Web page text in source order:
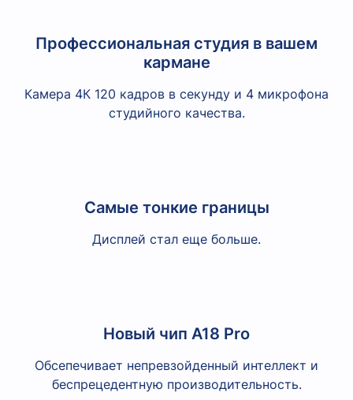
Профессиональная студия в вашем
кармане
Камера 4К 120 кадров в секунду и 4 микрофона
студийного качества.
Самые тонкие границы
Дисплей стал еще больше.
Новый чип A18 Pro
Обсепечивает непревзойденный интеллект и
беспрецедентную производительность.